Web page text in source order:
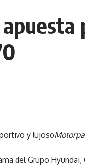
y lujoso
del Grupo